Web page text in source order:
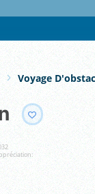
Voyage